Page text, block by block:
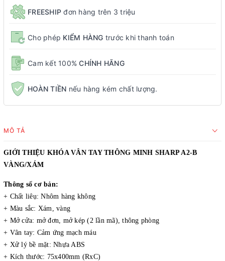
FREESHIP đơn hàng trên 3 triệu
Cho phép KIỂM HÀNG trước khi thanh toán
Cam kết 100% CHÍNH HÃNG
HOÀN TIỀN nếu hàng kém chất lượng.
MÔ TẢ
GIỚI THIỆU KHÓA VÂN TAY THÔNG MINH SHARP A2-B
VÀNG/XÁM
Thông số cơ bản:
+ Chất liêụ: Nhôm hàng không
+ Màu sắc: Xám, vàng
+ Mở cửa: mở đơn, mở kép (2 lần mã), thông phòng
+ Vân tay: Cảm ứng mạch máu
+ Xử lý bề mặt: Nhựa ABS
+ Kích thước: 75x400mm (RxC)